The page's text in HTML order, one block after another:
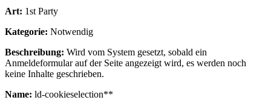
Art: 1st Party
Kategorie: Notwendig
Beschreibung: Wird vom System gesetzt, sobald ein
Anmeldeformular auf der Seite angezeigt wird, es werden noch
keine Inhalte geschrieben.
Name: ld-cookieselection**